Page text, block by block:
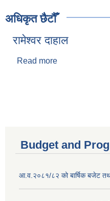
अधिकृत छैटौँ
रामेश्वर दाहाल
Read more
Budget and
आ.व.२०८१/८२ को बार्षिक बजेट